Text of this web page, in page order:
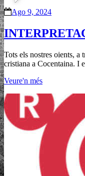
Ago 9, 2024
Tots els nostres oients, a
cristiana a Cocentaina. I
Veure'n més